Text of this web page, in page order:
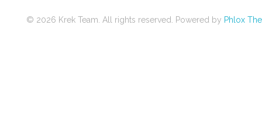
© 2026 Krek Team. All rights reserved. Powered by Phlox